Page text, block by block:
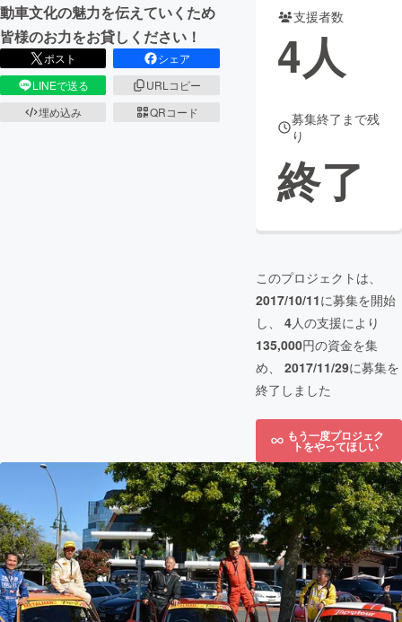
動車文化の魅力を伝えていくため
皆様のお力をお貸しください！
ポスト
シェア
LINEで送る
URLコピー
埋め込み
QRコード
支援者数
4人
募集終了まで残
り
終了
このプロジェクトは、
2017/10/11に募集を開始
し、 4人の支援により
135,000円の資金を集
め、 2017/11/29に募集を
終了しました
もう一度プロジェク
トをやってほしい